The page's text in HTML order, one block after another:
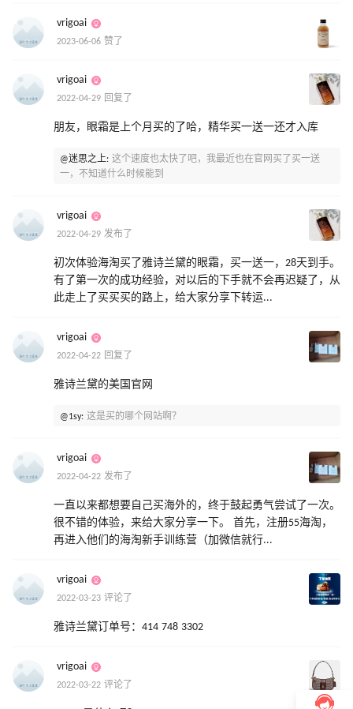
vrigoai
2023-06-06 赞了
vrigoai
2022-04-29 回复了
朋友，眼霜是上个月买的了哈，精华买一送一还才入库
@迷思之上: 这个速度也太快了吧，我最近也在官网买了买一送
一，不知道什么时候能到
vrigoai
2022-04-29 发布了
初次体验海淘买了雅诗兰黛的眼霜，买一送一，28天到手。
有了第一次的成功经验，对以后的下手就不会再迟疑了，从
此走上了买买买的路上，给大家分享下转运...
vrigoai
2022-04-22 回复了
雅诗兰黛的美国官网
@1sy: 这是买的哪个网站啊？
vrigoai
2022-04-22 发布了
一直以来都想要自己买海外的，终于鼓起勇气尝试了一次。
很不错的体验，来给大家分享一下。 首先，注册55海淘，
再进入他们的海淘新手训练营（加微信就行...
vrigoai
2022-03-23 评论了
雅诗兰黛订单号：414 748 3302
vrigoai
2022-03-22 评论了